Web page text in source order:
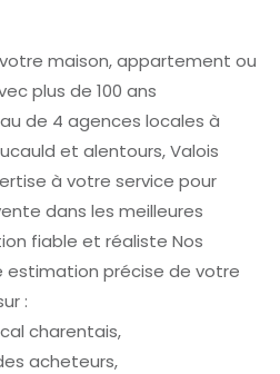
maison, appartement ou
plus de 100 ans
de 4 agences locales à
et alentours, Valois
à votre service pour
dans les meilleures
fiable et réaliste Nos
estimation précise de votre
:
charentais,
acheteurs,